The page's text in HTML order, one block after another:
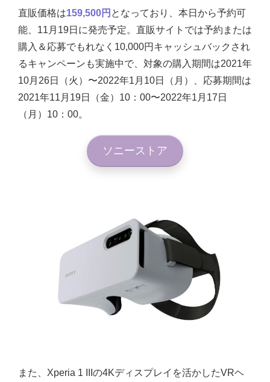
直販価格は159,500円 となっており、本日から予約可
能、11月19日に発売予定。直販サイトでは予約または
購入＆応募でもれなく10,000円キャッシュバックされ
るキャンペーンも実施中で、対象の購入期間は2021年
10月26日（火）〜2022年1月10日（月）、応募期間は
2021年11月19日（金）10：00〜2022年1月17日
（月）10：00。
ソニーストア
また、Xperia 1 IIIの4Kディスプレイを活かしたVRヘ